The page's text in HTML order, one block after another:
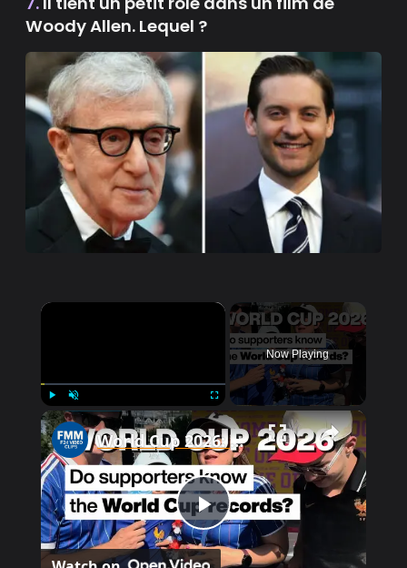
Woody Allen. Lequel ?
×
Play Unmute Fullscreen
Now Playing
×
P
World Cup 2026: Do supporters know the World Cup records?